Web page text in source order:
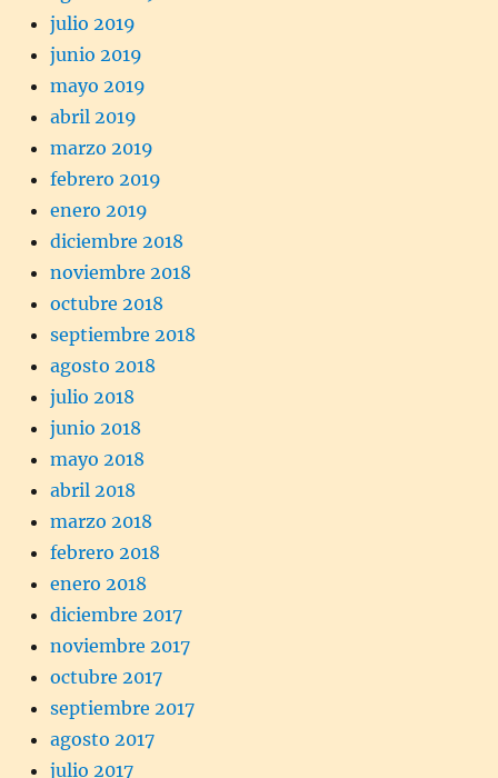
julio 2019
junio 2019
mayo 2019
abril 2019
marzo 2019
febrero 2019
enero 2019
diciembre 2018
noviembre 2018
octubre 2018
septiembre 2018
agosto 2018
julio 2018
junio 2018
mayo 2018
abril 2018
marzo 2018
febrero 2018
enero 2018
diciembre 2017
noviembre 2017
octubre 2017
septiembre 2017
agosto 2017
julio 2017